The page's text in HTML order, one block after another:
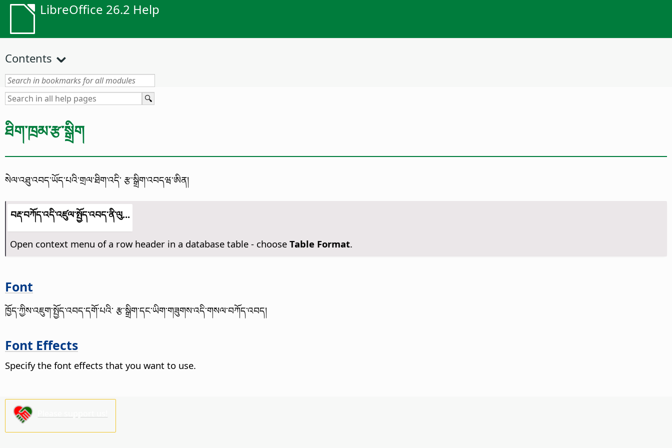
LibreOffice 26.2 Help
Contents
ཐིག་ཁྲམ་རྩ་སྒྲིག
སེལ་འཐུ་འབད་ཡོད་པའི་གྲལ་ཐིག་འདི་ རྩ་སྒྲིག་འབདཝ་ཨིན།
བརྡ་བཀོད་འདི་འཛུལ་སྤྱོད་འབད་ནི་ལུ...
Open context menu of a row header in a database table - choose Table Format.
Font
ཁྱོད་ཀྱིས་འཇུག་སྤྱོད་འབད་དགོ་པའི་ རྩ་སྒྲིག་དང་ཡིག་གཟུགས་འདི་གསལ་བཀོད་འབད།
Font Effects
Specify the font effects that you want to use.